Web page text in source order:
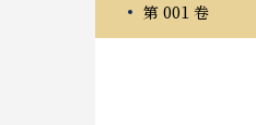
第 001 卷